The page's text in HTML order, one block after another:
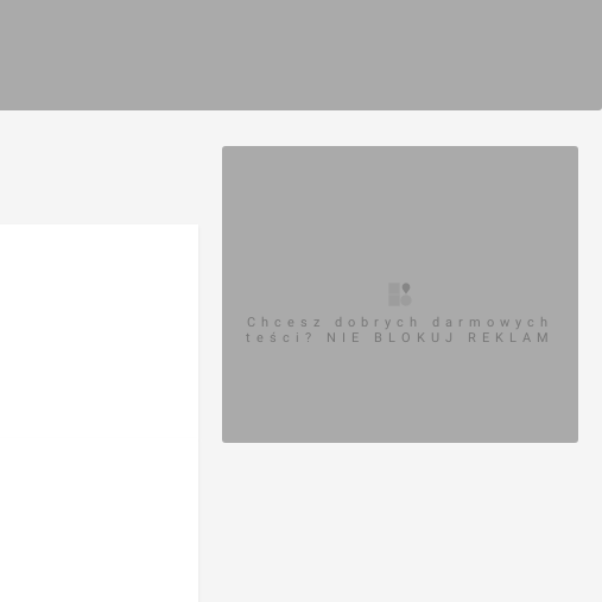
Chcesz dobrych darmowych
teści? NIE BLOKUJ REKLAM